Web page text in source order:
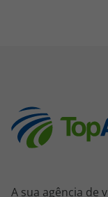
A sua agência de